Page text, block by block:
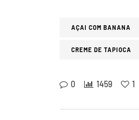
AÇAI COM BANANA
CREME DE TAPIOCA
0 1459 1